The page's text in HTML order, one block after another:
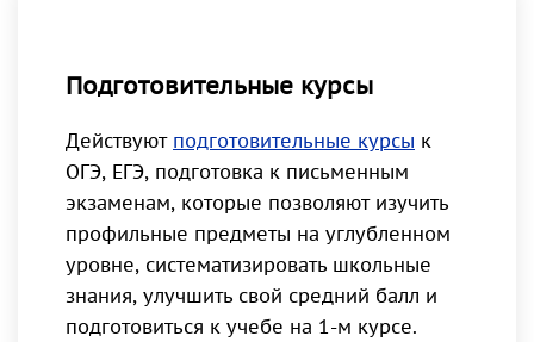
Подготовительные курсы
Действуют подготовительные курсы к
ОГЭ, ЕГЭ, подготовка к письменным
экзаменам, которые позволяют изучить
профильные предметы на углубленном
уровне, систематизировать школьные
знания, улучшить свой средний балл и
подготовиться к учебе на 1-м курсе.